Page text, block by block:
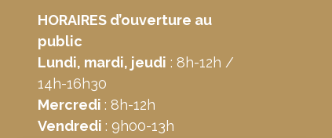
HORAIRES d’ouverture au
public
Lundi, mardi, jeudi : 8h-12h /
14h-16h30
Mercredi : 8h-12h
Vendredi : 9h00-13h